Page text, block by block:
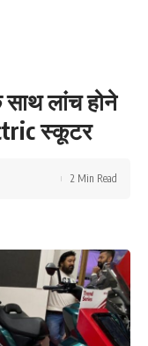
लांच होने
स्कूटर
2 Min Read